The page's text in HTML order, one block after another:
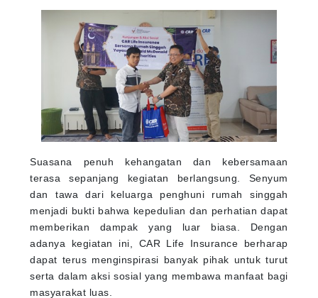
Suasana penuh kehangatan dan kebersamaan
terasa sepanjang kegiatan berlangsung. Senyum
dan tawa dari keluarga penghuni rumah singgah
menjadi bukti bahwa kepedulian dan perhatian dapat
memberikan dampak yang luar biasa. Dengan
adanya kegiatan ini, CAR Life Insurance berharap
dapat terus menginspirasi banyak pihak untuk turut
serta dalam aksi sosial yang membawa manfaat bagi
masyarakat luas.